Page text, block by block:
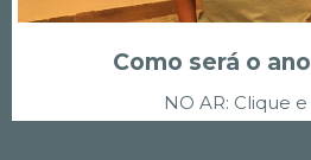
Como será o
NO AR: Clique e